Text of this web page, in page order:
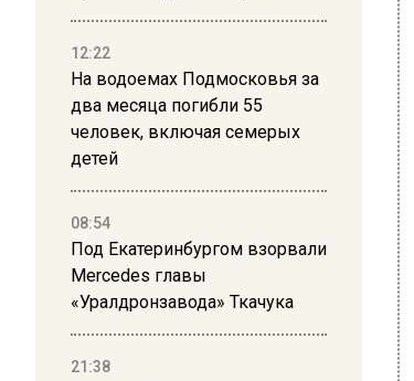
12:22
На водоемах Подмосковья за
два месяца погибли 55
человек, включая семерых
детей
08:54
Под Екатеринбургом взорвали
Mercedes главы
«Уралдронзавода» Ткачука
21:38